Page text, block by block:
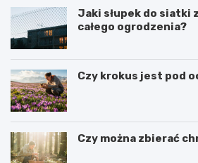
Jaki słupek do siatki
całego ogrodzenia?
Czy krokus jest pod
Czy można zbierać